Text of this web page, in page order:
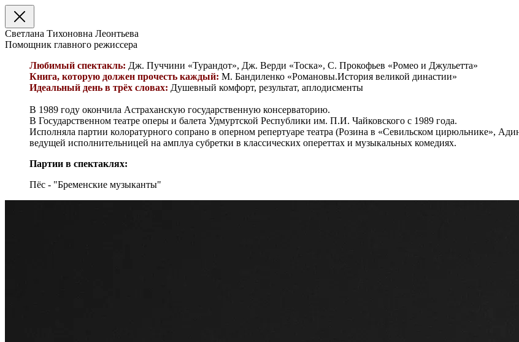
Светлана Тихоновна Леонтьева
Помощник главного режиссера
Любимый спектакль: Дж. Пуччини «Турандот», Дж. Верди «Тоска», С. Прокофьев «Ромео и Джульетта»
Книга, которую должен прочесть каждый: М. Бандиленко «Романовы.История великой династии»
Идеальный день в трёх словах: Душевный комфорт, результат, аплодисменты
В 1989 году окончила Астраханскую государственную консерваторию.
В Государственном театре оперы и балета Удмуртской Республики им. П.И. Чайковского с 1989 года.
Исполняла партии колоратурного сопрано в оперном репертуаре театра (Розина в «Севильском цирюльнике»,
ведущей исполнительницей на амплуа субретки в классических опереттах и музыкальных комедиях.
Партии в спектаклях:
Пёс - "Бременские музыканты"